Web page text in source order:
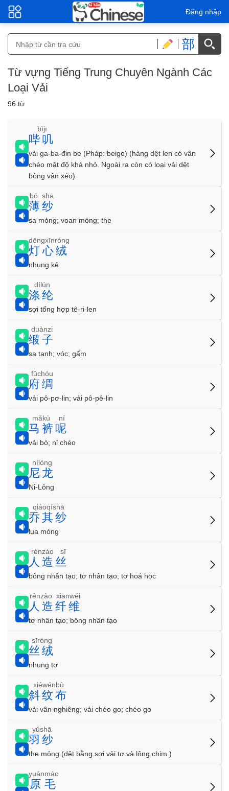
Đăng nhập
部
Từ vựng Tiếng Trung Chuyên Ngành Các
Loại Vải
96 từ
哔叽
bìjī
vải ga-ba-đin be (Pháp: beige) (hàng dệt len có vân
chéo mật độ khá nhỏ. Ngoài ra còn có loại vải dệt
bông vân xéo)
薄纱
bó shā
sa mỏng; voan mỏng; the
灯心绒
dēngxīnróng
nhung kẻ
涤纶
dílún
sợi tổng hợp tê-ri-len
缎子
duànzi
sa tanh; vóc; gấm
府绸
fǔchóu
vải pô-pơ-lin; vải pô-pê-lin
马裤呢
mǎkù ní
vải bò; nỉ chéo
尼龙
nílóng
Ni-Lông
乔其纱
qiáoqíshā
lụa mỏng
人造丝
rénzào sī
bông nhân tạo; tơ nhân tạo; tơ hoá học
人造纤维
rénzào xiānwéi
tơ nhân tạo; bông nhân tạo
丝绒
sīróng
nhung tơ
斜纹布
xiéwénbù
vải vân nghiêng; vải chéo go; chéo go
羽纱
yǔshā
the mỏng (dệt bằng sợi vải tơ và lông chim.)
原毛
yuánmáo